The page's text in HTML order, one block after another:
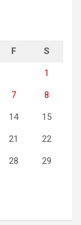
F S
1
7 8
14 15
21 22
28 29